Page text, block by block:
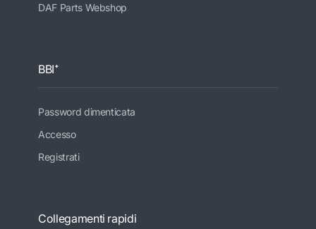
DAF Parts Webshop
BBI⁺
Password dimenticata
Accesso
Registrati
Collegamenti rapidi